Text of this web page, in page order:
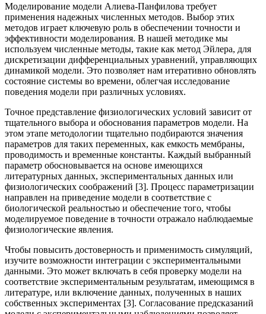
Моделирование модели Алиева-Панфилова требует
применения надежных численных методов. Выбор этих
методов играет ключевую роль в обеспечении точности и
эффективности моделирования. В нашей методике мы
используем численные методы, такие как метод Эйлера, для
дискретизации дифференциальных уравнений, управляющих
динамикой модели. Это позволяет нам итеративно обновлять
состояние системы во времени, облегчая исследование
поведения модели при различных условиях.
Точное представление физиологических условий зависит от
тщательного выбора и обоснования параметров модели. На
этом этапе методологии тщательно подбираются значения
параметров для таких переменных, как емкость мембраны,
проводимость и временные константы. Каждый выбранный
параметр обосновывается на основе имеющихся
литературных данных, экспериментальных данных или
физиологических соображений [3]. Процесс параметризации
направлен на приведение модели в соответствие с
биологической реальностью и обеспечение того, чтобы
моделируемое поведение в точности отражало наблюдаемые
физиологические явления.
Чтобы повысить достоверность и применимость симуляций,
изучите возможности интеграции с экспериментальными
данными. Это может включать в себя проверку модели на
соответствие экспериментальным результатам, имеющимся в
литературе, или включение данных, полученных в наших
собственных экспериментах [3]. Согласование предсказаний